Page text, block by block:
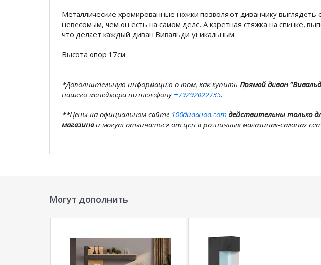
Металлические хромированные ножки позволяют диванчику выглядеть
невесомым, чем он есть на самом деле. А каретная стяжка на спинке,
что делает каждый диван Вивальди уникальным.
Высота опор 17см
*Дополнительную информацию о том, как купить Прямой диван
нашего менеджера по телефону +79292022735.
**Цены на официальном сайте 100диванов.com действительны только
магазинаи могут отличаться от цен в розничных магазинах-салонах
Могут дополнить